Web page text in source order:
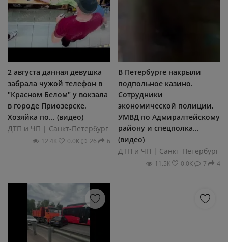
2 августа данная девушка
забрала чужой телефон в
"Красном Белом" у вокзала
в городе Приозерске.
Хозяйка по... (видео)
ДТП и ЧП | Санкт-Петербург
12.4К 0.0К 26 6
В Петербурге накрыли
подпольное казино.
Сотрудники
экономической полиции,
УМВД по Адмиралтейскому
району и спецполка...
(видео)
ДТП и ЧП | Санкт-Петербург
11.5К 0.0К 7 4